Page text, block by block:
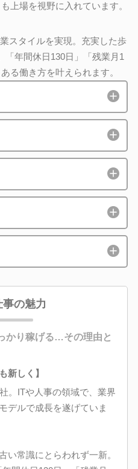
上場を視野に入れています。
スタイルを実現。充実した歩
年間休日130日」「残業月1
る働き方を叶えられます。
の魅力
かり稼げる…その理由と
新しく】
。ITや人事の領域で、業界
デルで成長を遂げていま
い常識にとらわれず一新。